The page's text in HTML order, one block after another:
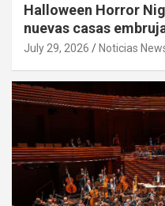
Halloween Horror
nuevas casas
July 29, 2026 Noticias